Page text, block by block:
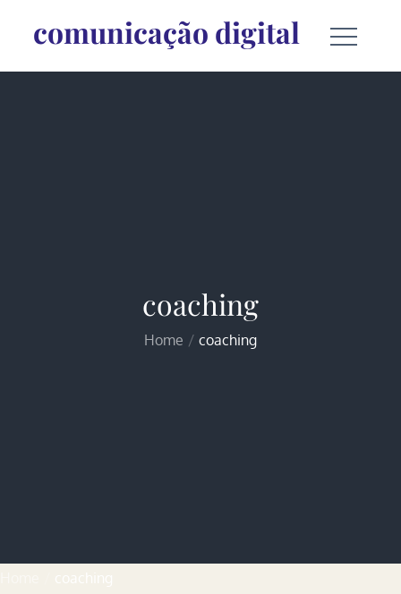
comunicação digital
coaching
Home coaching